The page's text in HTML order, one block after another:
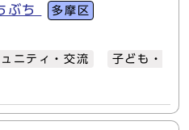
ぶち
多摩区
ニティ・交流 子ども・